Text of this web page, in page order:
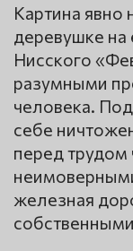
Картина явно
деревушке на
Нисского
разумными
человека.
себе
перед трудом
железная